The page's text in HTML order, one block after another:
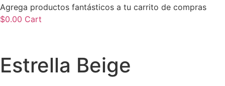
Agrega productos fantásticos a tu carrito de compras
$0.00 Cart
Estrella Beige